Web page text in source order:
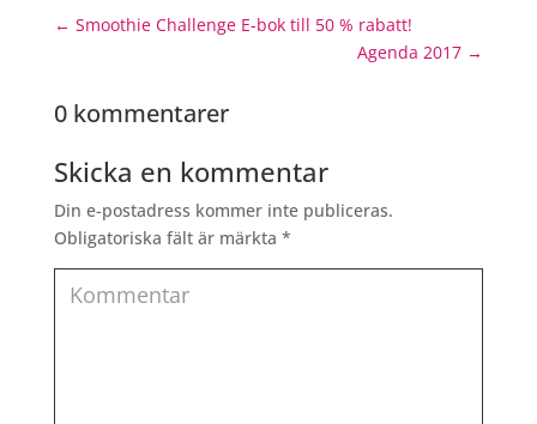
← Smoothie Challenge E-bok till 50 % rabatt!
Agenda 2017 →
0 kommentarer
Skicka en kommentar
Din e-postadress kommer inte publiceras.
Obligatoriska fält är märkta *